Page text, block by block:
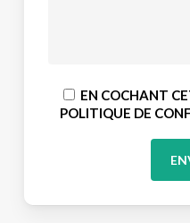
EN COCHANT
POLITIQUE DE